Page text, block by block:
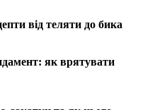
від теляти до бика
як врятувати